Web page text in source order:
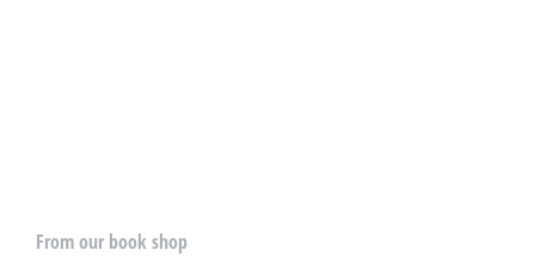
From our book shop